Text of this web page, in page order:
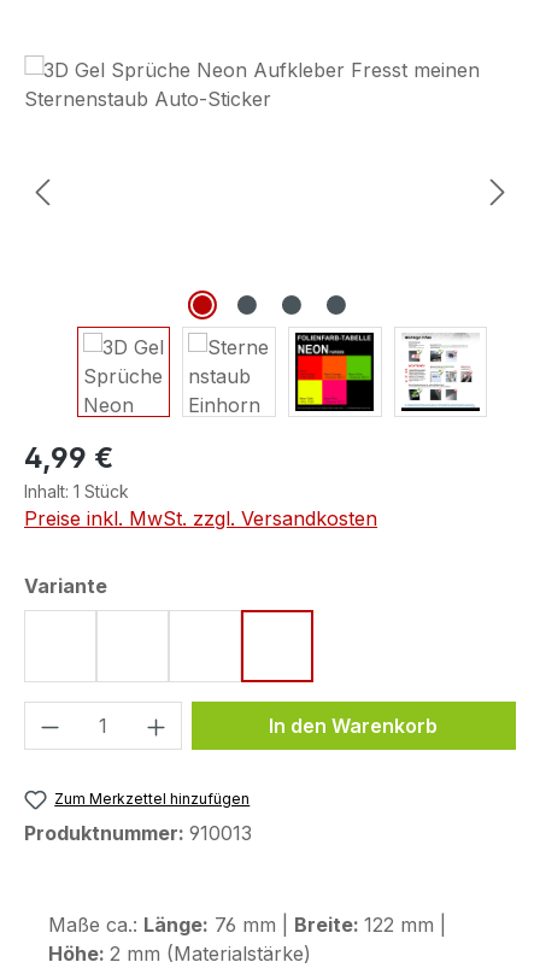
Bildergalerie überspringen
4,99 €
Inhalt: 1 Stück
Preise inkl. MwSt. zzgl. Versandkosten
Varianteauswählen
Produkt Anzahl: Gib denIn den Warenkorb
Zum Merkzettel hinzufügen
Produktnummer: 910013
Maße ca.: Länge: 76 mm | Breite: 122 mm |
Höhe: 2 mm (Materialstärke)